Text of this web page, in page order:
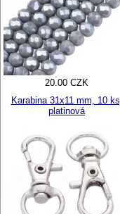
20.00 CZK
Karabina 31x11 mm, 10 ks,
platinová